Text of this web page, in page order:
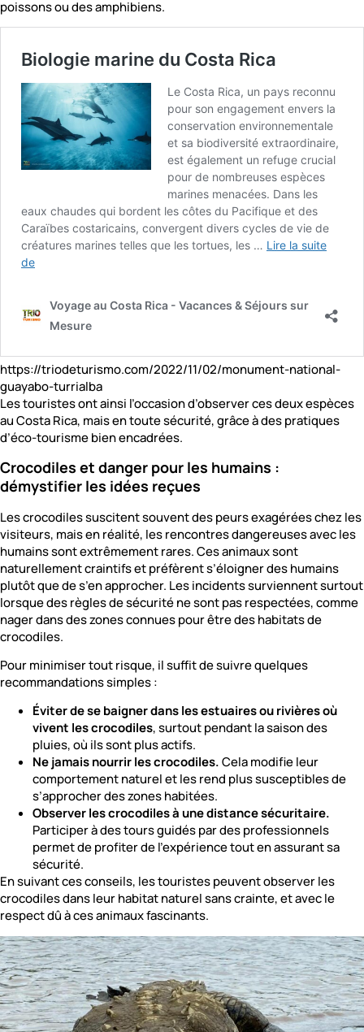
poissons ou des amphibiens.
https://triodeturismo.com/2022/11/02/monument-national-
guayabo-turrialba
Les touristes ont ainsi l’occasion d’observer ces deux espèces
au Costa Rica, mais en toute sécurité, grâce à des pratiques
d’éco-tourisme bien encadrées.
Crocodiles et danger pour les humains :
démystifier les idées reçues
Les crocodiles suscitent souvent des peurs exagérées chez les
visiteurs, mais en réalité, les rencontres dangereuses avec les
humains sont extrêmement rares. Ces animaux sont
naturellement craintifs et préfèrent s’éloigner des humains
plutôt que de s’en approcher. Les incidents surviennent surtout
lorsque des règles de sécurité ne sont pas respectées, comme
nager dans des zones connues pour être des habitats de
crocodiles.
Pour minimiser tout risque, il suffit de suivre quelques
recommandations simples :
Éviter de se baigner dans les estuaires ou rivières où
vivent les crocodiles, surtout pendant la saison des
pluies, où ils sont plus actifs.
Ne jamais nourrir les crocodiles.Cela modifie leur
comportement naturel et les rend plus susceptibles de
s’approcher des zones habitées.
Observer les crocodiles à une distance sécuritaire.
Participer à des tours guidés par des professionnels
permet de profiter de l’expérience tout en assurant sa
sécurité.
En suivant ces conseils, les touristes peuvent observer les
crocodiles dans leur habitat naturel sans crainte, et avec le
respect dû à ces animaux fascinants.